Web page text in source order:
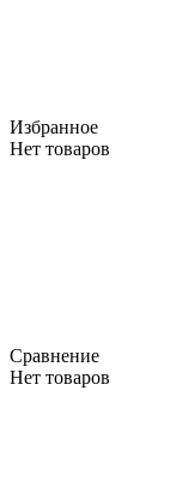
Избранное
Нет товаров
Сравнение
Нет товаров